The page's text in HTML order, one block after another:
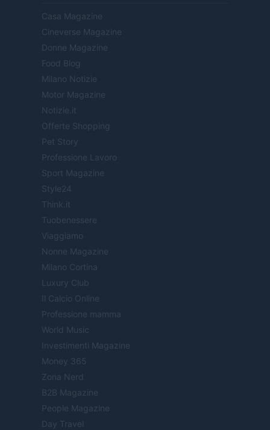
Casa Magazine
Cineverse Magazine
Donne Magazine
Food Blog
Milano Notizie
Motor Magazine
Notizie.it
Offerte Shopping
Pet Story
Professione Lavoro
Sport Magazine
Style24
Think.it
Tuobenessere
Viaggiamo
Nonne Magazine
Milano Cortina
Luxury Club
Il Calcio Online
Professione mamma
World Music
Investimenti Magazine
Money 365
Zona Nerd
B2B Magazine
People Magazine
Day Travel